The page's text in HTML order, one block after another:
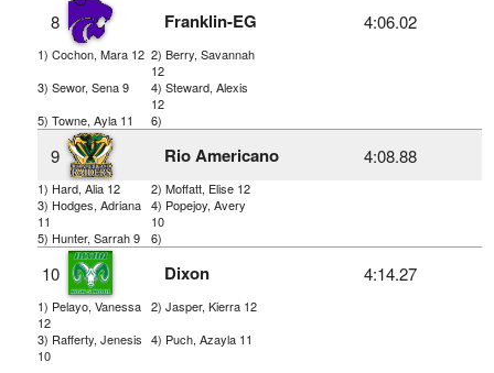
8 Franklin-EG 4:06.02
1) Cochon, Mara 12 2) Berry, Savannah
12
3) Sewor, Sena 9
4) Steward, Alexis
12
5) Towne, Ayla 11
6)
9 Rio Americano 4:08.88
1) Hard, Alia 12
2) Moffatt, Elise 12
3) Hodges, Adriana
11
4) Popejoy, Avery
10
5) Hunter, Sarrah 9
6)
10 Dixon 4:14.27
1) Pelayo, Vanessa
12
2) Jasper, Kierra 12
3) Rafferty, Jenesis
10
4) Puch, Azayla 11